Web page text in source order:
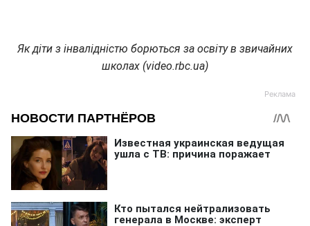
Як діти з інвалідністю борються за освіту в звичайних
школах (video.rbc.ua)